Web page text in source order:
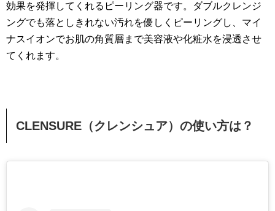
効果を発揮してくれるピーリング器です。ダブルクレンジ
ングでも落としきれない汚れを優しくピーリングし、マイ
ナスイオンでお肌の角質層まで美容液や化粧水を浸透させ
てくれます。
CLENSURE（クレンシュア）の使い方は？